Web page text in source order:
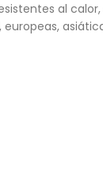
al